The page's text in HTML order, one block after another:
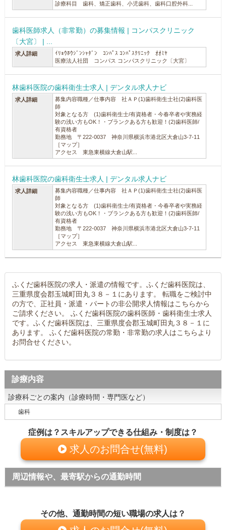
診療科目 歯科、矯正歯科、小児歯科、歯科口腔外科...
歯科医師求人（非常勤）の募集情報 | コンパスクリニック
〔大宮〕 | ...
求人詳細
ｲﾘｮｳﾎｳｼﾞﾝｼｬﾀﾞﾝ ｺﾝﾊﾟｽ ｺﾝﾊﾟｽｸﾘﾆｯｸ ｵｵﾐﾔ
医療法人社団 コンパス コンパスクリニック〔大宮〕
林歯科医院の歯科衛生士求人 | デンタル求人ナビ
求人詳細
募集内容職種／仕事内容 社ＡＰ(1)歯科衛生士社(2)歯科医
師
対象となる方 (1)歯科衛生士/有資格者・今春卒者や実務経
験の浅い方もOK！・ブランクある方も歓迎！(2)歯科医師/
有資格者
勤務地 〒222-0037 神奈川県横浜市港北区大倉山3-7-11
［マップ］
アクセス 東急東横線大倉山駅...
林歯科医院の歯科衛生士求人 | デンタル求人ナビ
求人詳細
募集内容職種／仕事内容 社ＡＰ(1)歯科衛生士社(2)歯科医
師
対象となる方 (1)歯科衛生士/有資格者・今春卒者や実務経
験の浅い方もOK！・ブランクある方も歓迎！(2)歯科医師/
有資格者
勤務地 〒222-0037 神奈川県横浜市港北区大倉山3-7-11
［マップ］
アクセス 東急東横線大倉山駅...
ふくだ歯科医院の求人・派遣の情報です。ふくだ歯科医院は、
三重県度会郡玉城町田丸３８－１にあります。 転職をご検討中
の方で、正社員・派遣・パートの非公開求人情報はこちらから
ご請求ください。 ふくだ歯科医院の歯科医師・歯科衛生士求人
です。ふくだ歯科医院は、三重県度会郡玉城町田丸３８－１に
あります。 ふくだ歯科医院の常勤・非常勤の求人はこちらより
お問合せください。
診療内容
診療科ごとの案内（診療時間・専門医など）
歯科
症例は？スキルアップできる仕組み・制度は？
求人のお問合せ(無料)
周辺情報や、最寄駅からの通勤時間
その他、通勤時間の短い職場の求人は？